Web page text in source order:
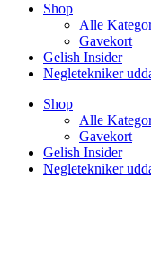
Shop
Alle
Gavekort
Gelish Insider
Negletekniker
Shop
Alle
Gavekort
Gelish Insider
Negletekniker